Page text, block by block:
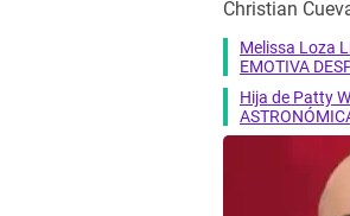
Christian
Melissa Loza
EMOTIVA
Hija de Patty